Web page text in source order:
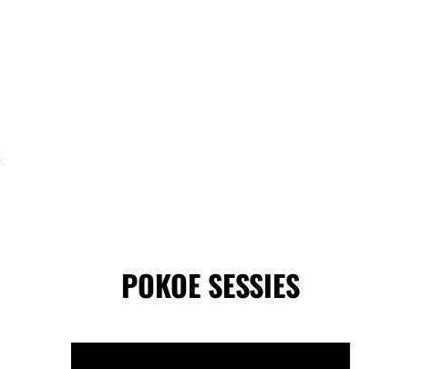
POKOE SESSIES